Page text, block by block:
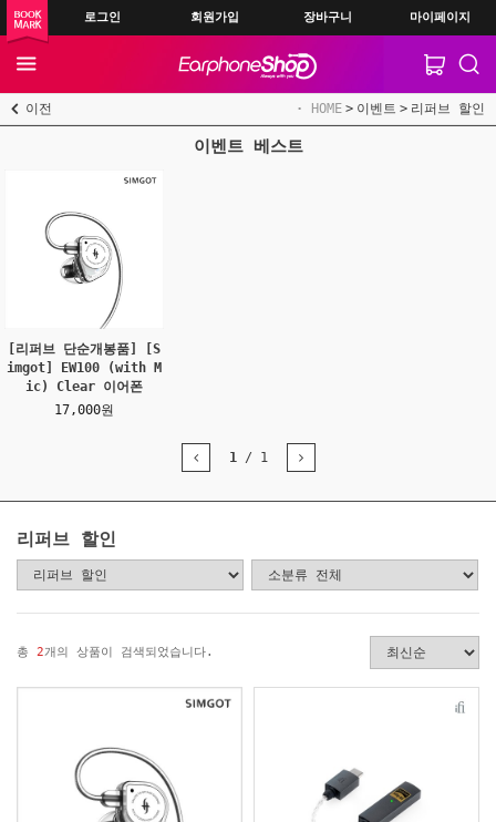
로그인 회원가입 장바구니 마이페이지
이전 HOME 이벤트 리퍼브 할인
이벤트 베스트
[리퍼브 단순개봉품] [S
imgot] EW100 (with M
ic) Clear 이어폰
17,000원
1/ 1
리퍼브 할인
총 2개의 상품이 검색되었습니다.